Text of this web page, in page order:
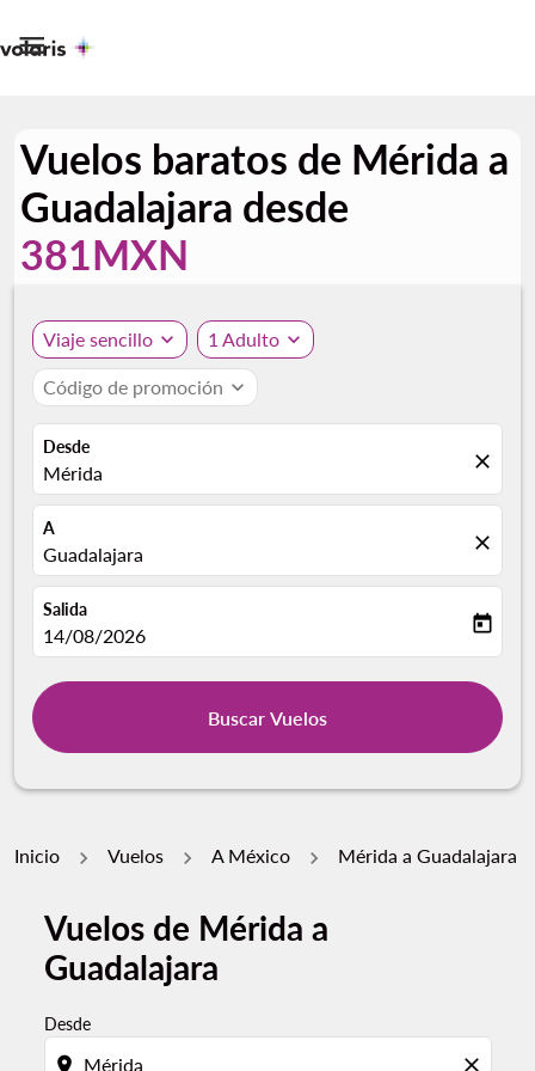

Vuelos baratos de Mérida a
Guadalajara desde
381MXN
Viaje sencillo expand_more 1 Adulto expand_more
Código de promoción expand_more
Desde
Mérida close
A
Guadalajara close
Salida
fc-booking-departure-date-aria-label
14/08/2026 today
Buscar Vuelos
Inicio Vuelos A México Mérida a Guadalajara
Vuelos de Mérida a
Guadalajara
Desde
location_on close